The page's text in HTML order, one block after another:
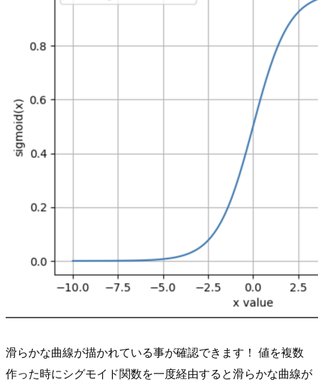
滑らかな曲線が描かれている事が確認できます！ 値を複数
作った時にシグモイド関数を一度経由すると滑らかな曲線が